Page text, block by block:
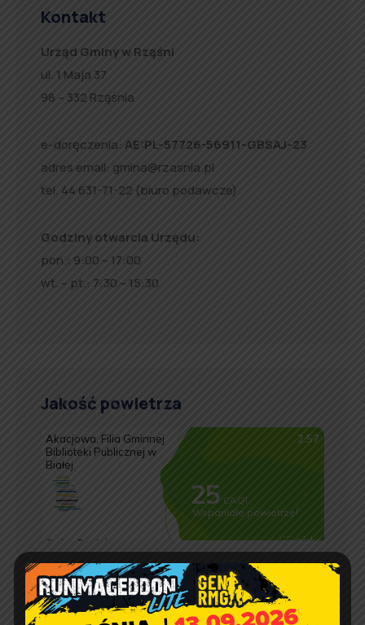
Kontakt
Urząd Gminy w Rząśni
ul. 1 Maja 37
98 – 332 Rząśnia
e-doręczenia: AE:PL-57726-56911-GBSAJ-23
adres email: gmina@rzasnia.pl
tel. 44 631-71-22 (biuro podawcze)
Godziny otwarcia Urzędu:
pon.: 9:00 – 17:00
wt. – pt.: 7:30 – 15:30
Jakość powietrza